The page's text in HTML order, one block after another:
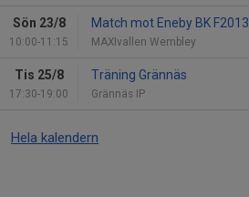
Sön 23/8
10:00-11:15
Match mot Eneby BK F2013
MAXIvallen Wembley
Tis 25/8
17:30-19:00
Träning Grännäs
Grännäs IP
Hela kalendern